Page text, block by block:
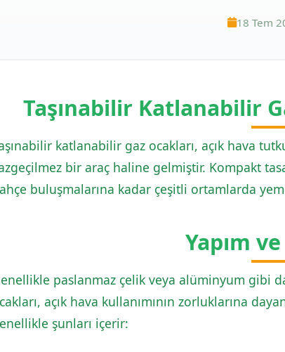
18 Tem
Taşınabilir Katlanabilir
katlanabilir gaz ocakları, açık hava
bir araç haline gelmiştir. Kompakt
buluşmalarına kadar çeşitli ortamlarda
Yapım
paslanmaz çelik veya alüminyum gibi
açık hava kullanımının zorluklarına
şunları içerir: